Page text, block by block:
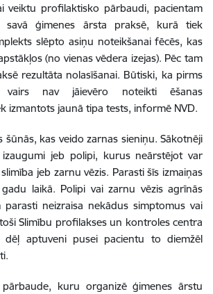
veiktu profilaktisko pārbaudi, pacientam
savā ģimenes ārsta praksē, kurā tiek
slēpto asiņu noteikšanai fēcēs, kas
(no vienas vēdera izejas). Pēc tam
rezultāta nolasīšanai. Būtiski, ka pirms
vairs nav jāievēro noteikti ēšanas
izmantots jaunā tipa tests, informē NVD.
šūnās, kas veido zarnas sieniņu. Sākotnēji
izaugumi jeb polipi, kurus neārstējot var
jeb zarnu vēzis. Parasti šīs izmaiņas
laikā. Polipi vai zarnu vēzis agrīnās
parasti neizraisa nekādus simptomus vai
Slimību profilakses un kontroles centra
dēļ aptuveni pusei pacientu to diemžēl
kuru organizē ģimenes ārstu